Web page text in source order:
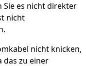
Sie es nicht direkter
nicht
nicht knicken,
das zu einer